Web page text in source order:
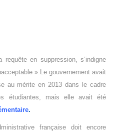
requête en suppression, s’indigne
».Le gouvernement avait
au mérite en 2013 dans le cadre
étudiantes, mais elle avait été
.
française doit encore